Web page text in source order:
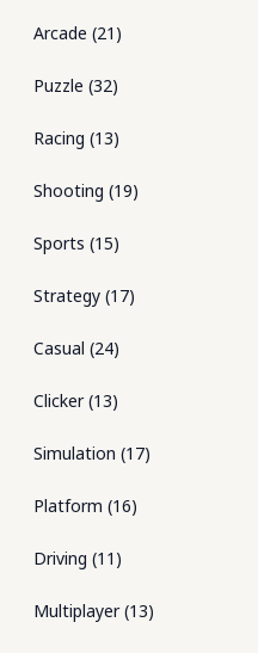
Arcade (21 )
Puzzle (32)
Racing (13)
Shooting (19)
Sports (15)
Strategy (17)
Casual (24)
Clicker(13)
Simulation (17)
Platform (16)
Driving (11 )
Multiplayer(13)